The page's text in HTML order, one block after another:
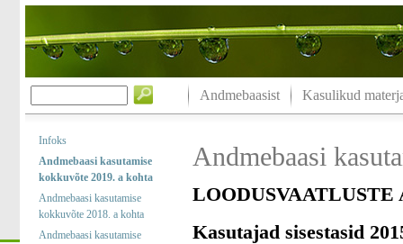
Andmebaasist Kasulikud
Infoks
Andmebaasi kasutamise
kokkuvõte 2019. a kohta
Andmebaasi kasutamise
kokkuvõte 2018. a kohta
Andmebaasi kasutamise
Andmebaasi
Kasutajad sisestasid